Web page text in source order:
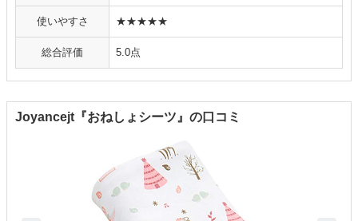
使いやすさ ★★★★★
総合評価 5.0点
Joyancejt『おねしょシーツ』の口コミ